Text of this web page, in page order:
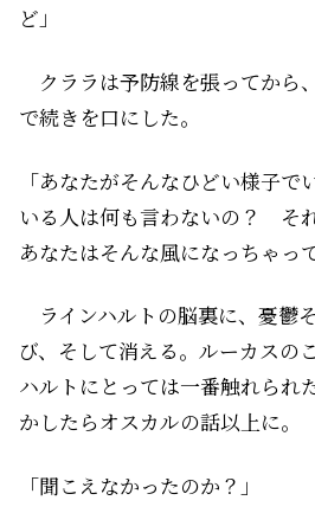
ど」
クララは予防線を張ってから
で続きを口にした。
「あなたがそんなひどい様子
いる人は何も言わないの？ そ
あなたはそんな風になっちゃっ
ラインハルトの脳裏に、憂鬱
び、そして消える。ルーカスの
ハルトにとっては一番触れられ
かしたらオスカルの話以上に。
「聞こえなかったのか？」